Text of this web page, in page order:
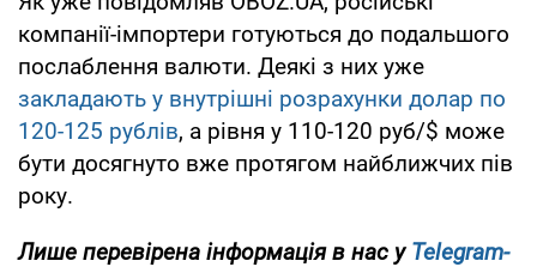
компанії-імпортери готуються до подальшого
послаблення валюти. Деякі з них уже
закладають у внутрішні розрахунки долар по
120-125 рублів, а рівня у 110-120 руб/$ може
бути досягнуто вже протягом найближчих пів
року.
Лише перевірена інформація в нас уTelegram-